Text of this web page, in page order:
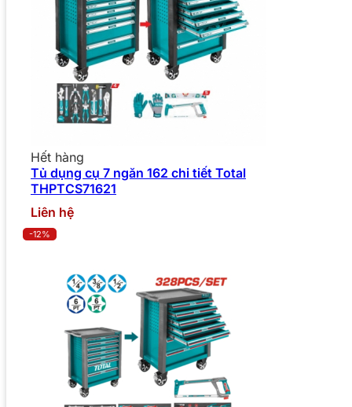
Hết hàng
Tủ dụng cụ 7 ngăn 162 chi tiết Total
THPTCS71621
Liên hệ
-12%